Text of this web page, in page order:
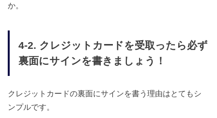
か。
4-2. クレジットカードを受取ったら必ず
裏面にサインを書きましょう！
クレジットカードの裏面にサインを書う理由はとてもシ
ンプルです。